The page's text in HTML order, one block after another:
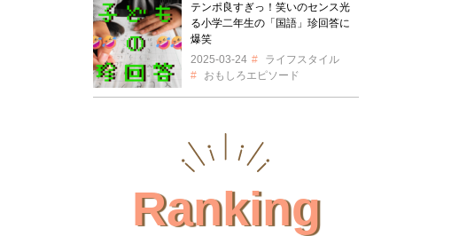
テンポ良すぎっ！笑いのセンス光
る小学二年生の「国語」珍回答に
爆笑
2025-03-24
ライフスタイル
おもしろエピソード
Ranking